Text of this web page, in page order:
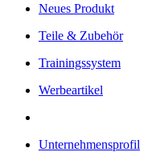
Neues Produkt
Teile & Zubehör
Trainingssystem
Werbeartikel
Unternehmensprofil